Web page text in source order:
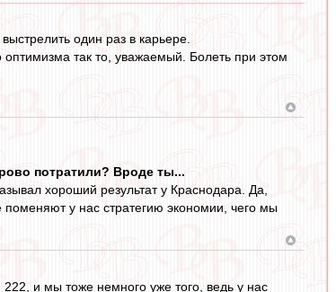
один раз в карьере.
так то, уважаемый. Болеть при этом
потратили? Вроде ты...
хороший результат у Краснодара. Да,
поменяют у нас стратегию экономии, чего мы
и мы тоже немного уже того, ведь у нас